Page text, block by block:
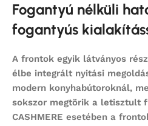
Fogantyú nélküli
fogantyús
A frontok egyik látványos
élbe integrált nyitási
modern konyhabútoroknál,
sokszor megtörik a letisztult
CASHMERE esetében a